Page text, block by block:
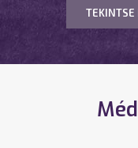
TEKINTSE